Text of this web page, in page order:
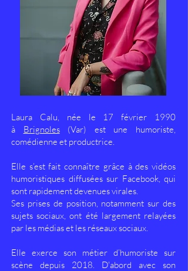
Laura Calu, née le 17 février 1990
à Brignoles(Var) est une humoriste,
comédienne et productrice.
Elle s’est fait connaître grâce à des vidéos
humoristiques diffusées sur Facebook, qui
sont rapidement devenues virales.
Ses prises de position, notamment sur des
sujets sociaux, ont été largement relayées
par les médias et les réseaux sociaux.
Elle exerce son métier d’humoriste sur
scène depuis 2018. D'abord avec son